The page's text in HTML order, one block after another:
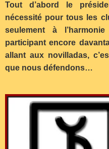
Tout d’abord le
nécessité pour tous les
seulement à
participant encore
allant aux novilladas,
que nous défendons…